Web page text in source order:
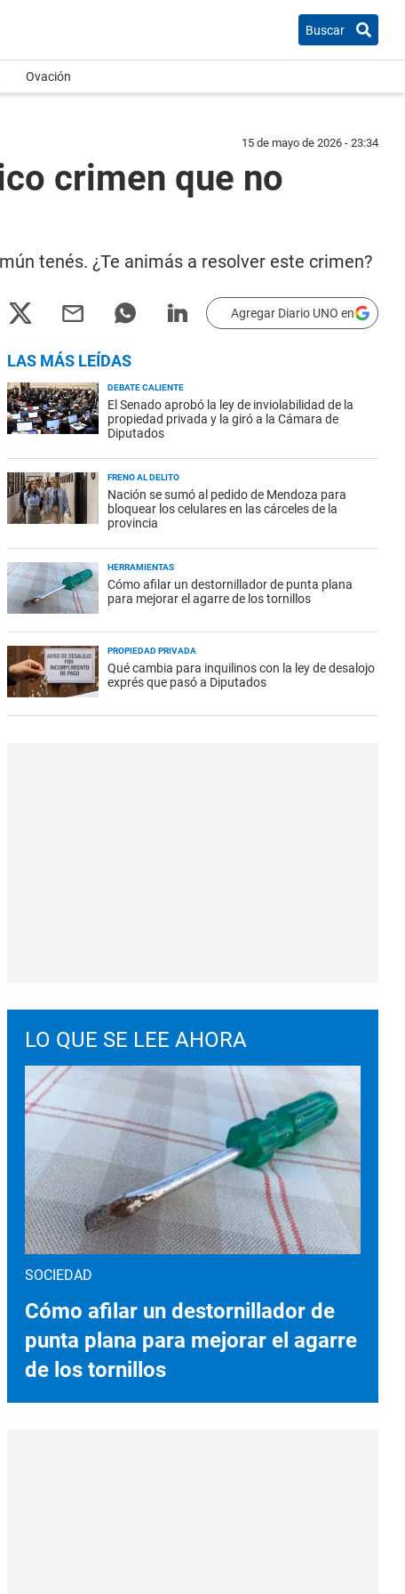
Buscar
Ovación
15 de mayo de 2026 - 23:34
crimen que no
tenés. ¿Te animás a resolver este crimen?
Agregar Diario UNO en
LAS MÁS LEÍDAS
DEBATE CALIENTE
El Senado aprobó la ley de inviolabilidad de la
propiedad privada y la giró a la Cámara de
Diputados
FRENO AL DELITO
Nación se sumó al pedido de Mendoza para
bloquear los celulares en las cárceles de la
provincia
HERRAMIENTAS
Cómo afilar un destornillador de punta plana
para mejorar el agarre de los tornillos
PROPIEDAD PRIVADA
Qué cambia para inquilinos con la ley de desalojo
exprés que pasó a Diputados
LO QUE SE LEE AHORA
SOCIEDAD
Cómo afilar un destornillador de
punta plana para mejorar el agarre
de los tornillos